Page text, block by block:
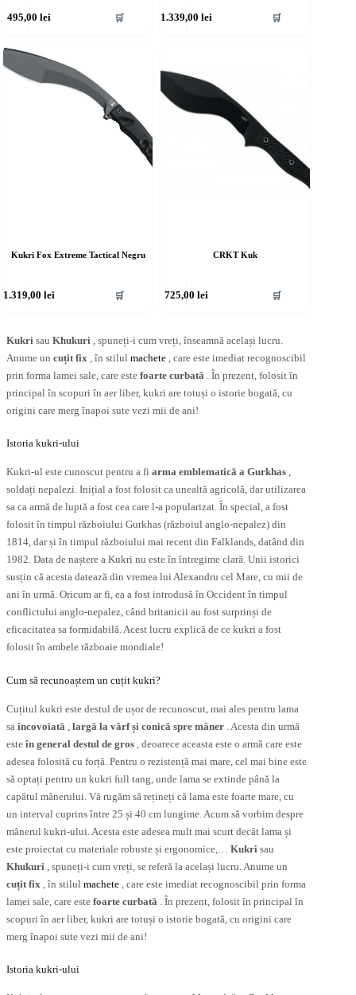
495,00 lei 🛒 1.339,00 lei 🛒
Kukri Fox Extreme Tactical Negru
1.319,00 lei 🛒
CRKT Kuk
725,00 lei 🛒
Kukri sau Khukuri
, spuneți-i cum vreți, înseamnă același lucru.
Anume un cuțit fix , în stilul machete , care este imediat recognoscibil
prin forma lamei sale, care este foarte curbată
. În prezent, folosit în
principal în scopuri în aer liber, kukri are totuși o istorie bogată, cu
origini care merg înapoi sute vezi mii de ani!
Istoria kukri-ului
Kukri-ul este cunoscut pentru a fi arma emblematică a Gurkhas ,
soldați nepalezi. Inițial a fost folosit ca unealtă agricolă, dar utilizarea
sa ca armă de luptă a fost cea care l-a popularizat. În special, a fost
folosit în timpul războiului Gurkhas (războiul anglo-nepalez) din
1814, dar și în timpul războiului mai recent din Falklands, datând din
1982. Data de naștere a Kukri nu este în întregime clară. Unii istorici
susțin că acesta datează din vremea lui Alexandru cel Mare, cu mii de
ani în urmă. Oricum ar fi, ea a fost introdusă în Occident în timpul
conflictului anglo-nepalez, când britanicii au fost surprinși de
eficacitatea sa formidabilă. Acest lucru explică de ce kukri a fost
folosit în ambele războaie mondiale!
Cum să recunoaștem un cuțit kukri?
Cuțitul kukri este destul de ușor de recunoscut, mai ales pentru lama
sa încovoiată largă la vârf și conică spre mâner . Acesta din urmă
este în general destul de gros , deoarece aceasta este o armă care este
adesea folosită cu forță. Pentru o rezistență mai mare, cel mai bine este
să optați pentru un kukri full tang, unde lama se extinde până la
capătul mânerului. Vă rugăm să rețineți că lama este foarte mare, cu
un interval cuprins între 25 și 40 cm lungime. Acum să vorbim despre
mânerul kukri-ului. Acesta este adesea mult mai scurt decât lama și
este proiectat cu materiale robuste și ergonomice,… Kukri sau
Khukuri
, spuneți-i cum vreți, se referă la același lucru. Anume un
cuțit fix
, în stilul machete , care este imediat recognoscibil prin forma
lamei sale, care este foarte curbată
. În prezent, folosit în principal în
scopuri în aer liber, kukri are totuși o istorie bogată, cu origini care
merg înapoi sute vezi mii de ani!
Istoria kukri-ului